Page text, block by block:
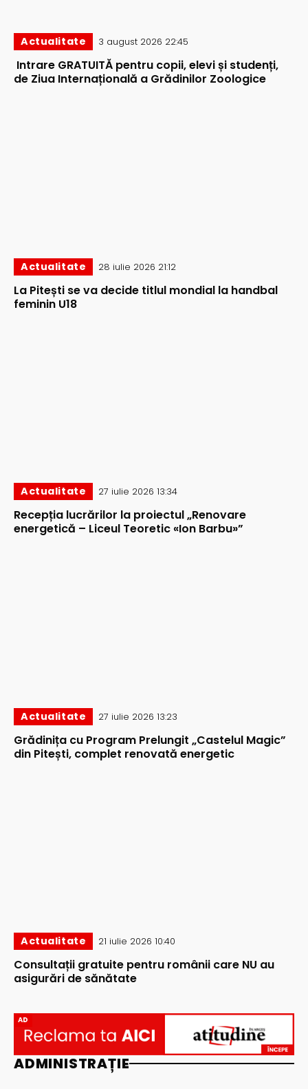
Actualitate 3 august 2026 22:45
Intrare GRATUITĂ pentru copii, elevi și studenți,
de Ziua Internațională a Grădinilor Zoologice
Actualitate 28 iulie 2026 21:12
La Pitești se va decide titlul mondial la handbal
feminin U18
Actualitate 27 iulie 2026 13:34
Recepția lucrărilor la proiectul „Renovare
energetică – Liceul Teoretic «Ion Barbu»”
Actualitate 27 iulie 2026 13:23
Grădinița cu Program Prelungit „Castelul Magic”
din Pitești, complet renovată energetic
Actualitate 21 iulie 2026 10:40
Consultații gratuite pentru românii care NU au
asigurări de sănătate
AD
ADMINISTRAȚIE